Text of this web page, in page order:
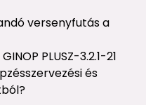
versenyfutás a
PLUSZ-3.2.1-21
és